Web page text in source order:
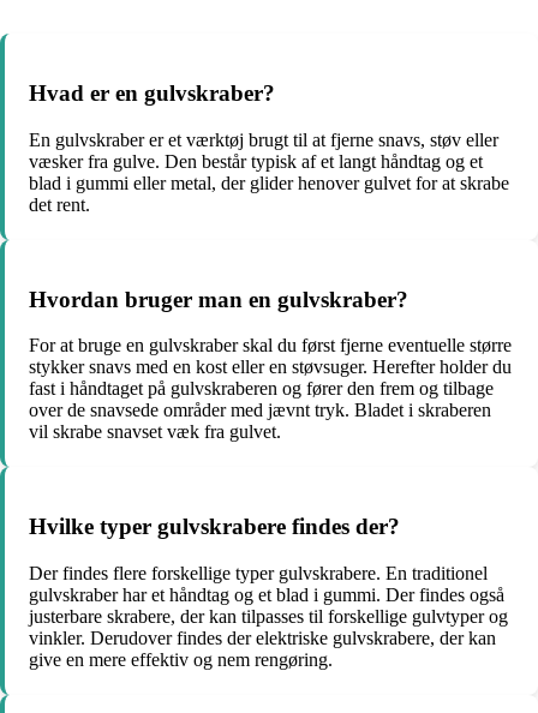
Hvad er en gulvskraber?
En gulvskraber er et værktøj brugt til at fjerne snavs, støv eller
væsker fra gulve. Den består typisk af et langt håndtag og et
blad i gummi eller metal, der glider henover gulvet for at skrabe
det rent.
Hvordan bruger man en gulvskraber?
For at bruge en gulvskraber skal du først fjerne eventuelle større
stykker snavs med en kost eller en støvsuger. Herefter holder du
fast i håndtaget på gulvskraberen og fører den frem og tilbage
over de snavsede områder med jævnt tryk. Bladet i skraberen
vil skrabe snavset væk fra gulvet.
Hvilke typer gulvskrabere findes der?
Der findes flere forskellige typer gulvskrabere. En traditionel
gulvskraber har et håndtag og et blad i gummi. Der findes også
justerbare skrabere, der kan tilpasses til forskellige gulvtyper og
vinkler. Derudover findes der elektriske gulvskrabere, der kan
give en mere effektiv og nem rengøring.